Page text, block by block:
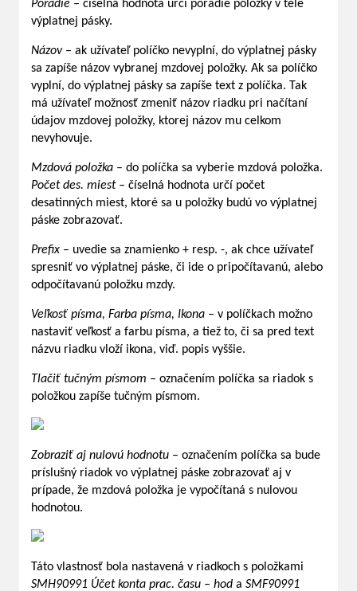
Poradie – číselná hodnota určí poradie položky v tele
výplatnej pásky.
Názov – ak užívateľ políčko nevyplní, do výplatnej pásky
sa zapíše názov vybranej mzdovej položky. Ak sa políčko
vyplní, do výplatnej pásky sa zapíše text z políčka. Tak
má užívateľ možnosť zmeniť názov riadku pri načítaní
údajov mzdovej položky, ktorej názov mu celkom
nevyhovuje.
Mzdová položka – do políčka sa vyberie mzdová položka.
Počet des. miest– číselná hodnota určí počet
desatinných miest, ktoré sa u položky budú vo výplatnej
páske zobrazovať.
Prefix – uvedie sa znamienko + resp. -, ak chce užívateľ
spresniť vo výplatnej páske, či ide o pripočítavanú, alebo
odpočítavanú položku mzdy.
Veľkosť písma, Farba písma, Ikona – v políčkach možno
nastaviť veľkosť a farbu písma, a tiež to, či sa pred text
názvu riadku vloží ikona, viď. popis vyššie.
Tlačiť tučným písmom – označením políčka sa riadok s
položkou zapíše tučným písmom.
Zobraziť aj nulovú hodnotu – označením políčka sa bude
príslušný riadok vo výplatnej páske zobrazovať aj v
prípade, že mzdová položka je vypočítaná s nulovou
hodnotou.
Táto vlastnosť bola nastavená v riadkoch s položkami
SMH90991 Účet konta prac. času – hod a SMF90991